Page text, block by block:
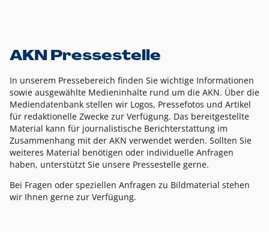
AKN Pressestelle
In unserem Pressebereich finden Sie wichtige Informationen
sowie ausgewählte Medieninhalte rund um die AKN. Über die
Mediendatenbank stellen wir Logos, Pressefotos und Artikel
für redaktionelle Zwecke zur Verfügung. Das bereitgestellte
Material kann für journalistische Berichterstattung im
Zusammenhang mit der AKN verwendet werden. Sollten Sie
weiteres Material benötigen oder individuelle Anfragen
haben, unterstützt Sie unsere Pressestelle gerne.
Bei Fragen oder speziellen Anfragen zu Bildmaterial stehen
wir Ihnen gerne zur Verfügung.